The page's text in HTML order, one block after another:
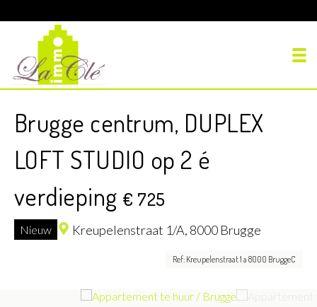
Brugge centrum, DUPLEX
LOFT STUDIO op 2 é
verdieping € 725
Nieuw Kreupelenstraat 1/A, 8000 Brugge
Ref: Kreupelenstraat 1 a 8000 BruggeC